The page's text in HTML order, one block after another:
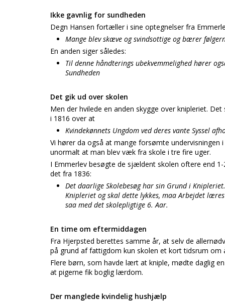
Ikke gavnlig for sundheden
Degn Hansen fortæller i sine optegnelser fra
Mange blev skæve og svindsottige og bærer
En anden siger således:
Til denne håndterings ubekvemmelighed hører
Sundheden
Det gik ud over skolen
Men der hvilede en anden skygge over knipleriet.
i 1816 over at
Kvindekønnets Ungdom ved deres vante Syssel
Vi hører da også at mange forsømte
unormalt at man blev væk fra skole i tre fire uger.
I Emmerlev besøgte de sjældent skolen oftere end
det fra 1836:
Det daarlige Skolebesøg har sin Grund i
Knipleriet og skal dette lykkes, maa Arbejdet
saa med det skolepligtige 6. Aar.
En time om eftermiddagen
Fra Hjerpsted berettes samme år, at selv de
på grund af fattigdom kun skolen et kort tidsrum
Flere børn, som havde lært at kniple, mødte daglig
at pigerne fik boglig lærdom.
Der manglede kvindelig hushjælp